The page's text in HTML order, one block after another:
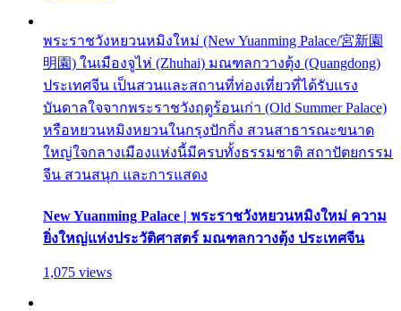
พระราชวังหยวนหมิงใหม่ (New Yuanming Palace/宮新園
明園) ในเมืองจูไห่ (Zhuhai) มณฑลกวางตุ้ง (Quangdong)
ประเทศจีน เป็นสวนและสถานที่ท่องเที่ยวที่ได้รับแรง
บันดาลใจจากพระราชวังฤดูร้อนเก่า (Old Summer Palace)
หรือหยวนหมิงหยวนในกรุงปักกิ่ง สวนสาธารณะขนาด
ใหญ่ใจกลางเมืองแห่งนี้มีครบทั้งธรรมชาติ สถาปัตยกรรม
จีน สวนสนุก และการแสดง
New Yuanming Palace | พระราชวังหยวนหมิงใหม่ ความ
ยิ่งใหญ่แห่งประวัติศาสตร์ มณฑลกวางตุ้ง ประเทศจีน
1,075 views